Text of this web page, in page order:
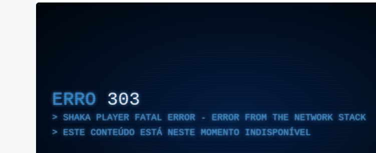
ERRO 303
SHAKA PLAYER FATAL ERROR - ERROR FROM THE NETWORK STACK
ESTE CONTEÚDO ESTÁ NESTE MOMENTO INDISPONÍVEL